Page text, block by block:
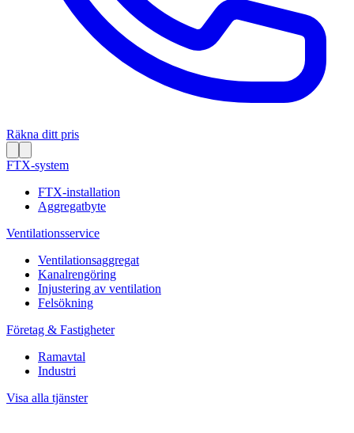
Räkna ditt pris
FTX-system
FTX-installation
Aggregatbyte
Ventilationsservice
Ventilationsaggregat
Kanalrengöring
Injustering av ventilation
Felsökning
Företag & Fastigheter
Ramavtal
Industri
Visa alla tjänster